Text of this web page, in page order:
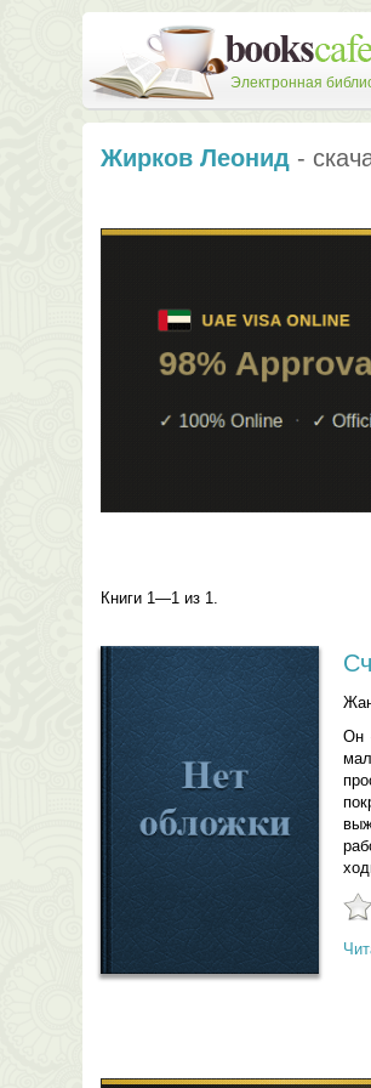
Электронная
Жирков Леонид-
Книги 1—1 из 1.
Он